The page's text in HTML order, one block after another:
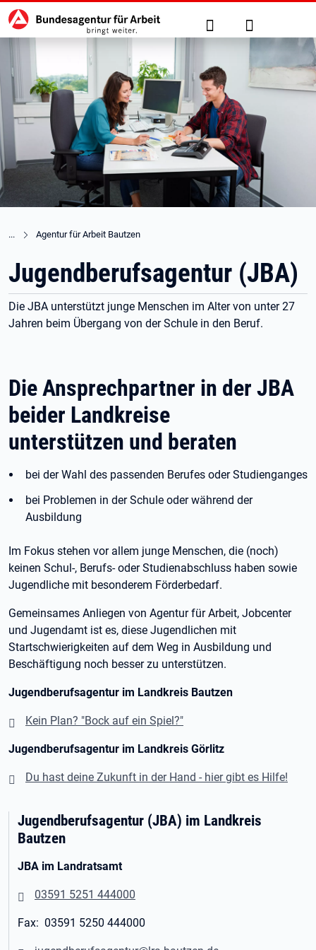
zu den Hauptinhalten springen
Hauptnavigation Suche Anmelden
Agentur für Arbeit Bautzen
Jugendberufsagentur (JBA)
Die JBA unterstützt junge Menschen im Alter von unter 27
Jahren beim Übergang von der Schule in den Beruf.
Die Ansprechpartner in der JBA
beider Landkreise
unterstützen und beraten
bei der Wahl des passenden Berufes oder Studienganges
bei Problemen in der Schule oder während der
Ausbildung
Im Fokus stehen vor allem junge Menschen, die (noch)
keinen Schul-, Berufs- oder Studienabschluss haben sowie
Jugendliche mit besonderem Förderbedarf.
Gemeinsames Anliegen von Agentur für Arbeit, Jobcenter
und Jugendamt ist es, diese Jugendlichen mit
Startschwierigkeiten auf dem Weg in Ausbildung und
Beschäftigung noch besser zu unterstützen.
Jugendberufsagentur im Landkreis Bautzen
Kein Plan? "Bock auf ein Spiel?"
Jugendberufsagentur im Landkreis Görlitz
Du hast deine Zukunft in der Hand - hier gibt es Hilfe!
Jugendberufsagentur (JBA) im Landkreis
Bautzen
JBA im Landratsamt
03591 5251 444000
Fax: 03591 5250 444000